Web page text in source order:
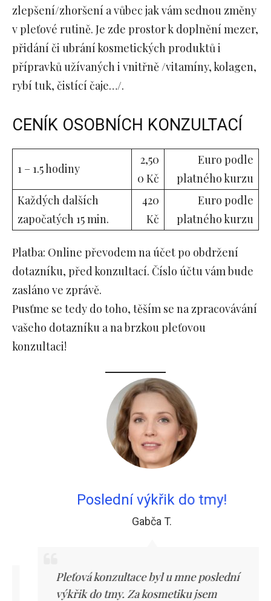
zlepšení/zhoršení a vůbec jak vám sednou změny
v pleťové rutině. Je zde prostor k doplnění mezer,
přidání či ubrání kosmetických produktů i
přípravků užívaných i vnitřně /vitamíny, kolagen,
rybí tuk, čistící čaje…/.
CENÍK OSOBNÍCH KONZULTACÍ
1 – 1.5 hodiny
2,50
0 Kč
Euro podle
platného kurzu
Každých dalších
započatých 15 min.
420
Kč
Euro podle
platného kurzu
Platba: Online převodem na účet po obdržení
dotazníku, před konzultací. Číslo účtu vám bude
zasláno ve zprávě.
Pusťme se tedy do toho, těším se na zpracovávání
vašeho dotazníku a na brzkou pleťovou
konzultaci!
Poslední výkřik do tmy!
Gabča T.
Pleťová konzultace byl u mne poslední
výkřik do tmy. Za kosmetiku jsem